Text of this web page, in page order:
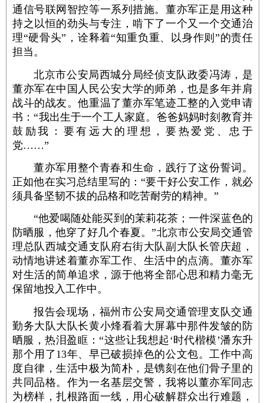
通信号联网智控等一系列措施。董亦军正是用这种
持之以恒的劲头与专注，啃下了一个又一个交通治
理“硬骨头”，诠释着“知重负重、以身作则”的责任
担当。
北京市公安局西城分局经侦支队政委冯涛，是
董亦军在中国人民公安大学的师弟，也是多年并肩
战斗的战友。他重温了董亦军笔迹工整的入党申请
书：“我出生于一个工人家庭。爸爸妈妈时刻教育并
鼓励我：要有远大的理想，要热爱党、忠于
党……”
董亦军用整个青春和生命，践行了这份誓词。
正如他在实习总结里写的：“要干好公安工作，就必
须具备坚韧不拔的品格和吃苦耐劳的精神。”
“他爱喝随处能买到的茉莉花茶；一件深蓝色的
防晒服，他穿了好几个春夏。”北京市公安局交通管
理总队西城交通支队府右街大队副大队长管庆超，
动情地讲述着董亦军工作、生活中的点滴。董亦军
对生活的简单追求，源于他将全部心思和精力毫无
保留地投入工作中。
报告会现场，福州市公安局交通管理支队交通
勤务大队大队长黄小烽看着大屏幕中那件发皱的防
晒服，热泪盈眶：“这些让我想起‘时代楷模’潘东升
那个用了13年、早已破损掉色的公文包。工作中高
度自律，生活中极为简朴，是镌刻在他们骨子里的
共同品格。作为一名基层交警，我将以董亦军同志
为榜样，扎根路面一线，用心破解群众出行难题，